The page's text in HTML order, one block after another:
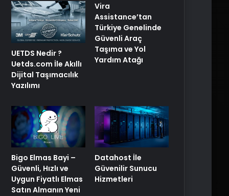
UETDS Nedir ?
Uetds.com İle Akıllı
Dijital Taşımacılık
Yazılımı
Vira
Assistance’tan
Türkiye Genelinde
Güvenli Araç
Taşıma ve Yol
Yardım Atağı
Bigo Elmas Bayi –
Güvenli, Hızlı ve
Uygun Fiyatlı Elmas
Satın Almanın Yeni
Datahost İle
Güvenilir Sunucu
Hizmetleri